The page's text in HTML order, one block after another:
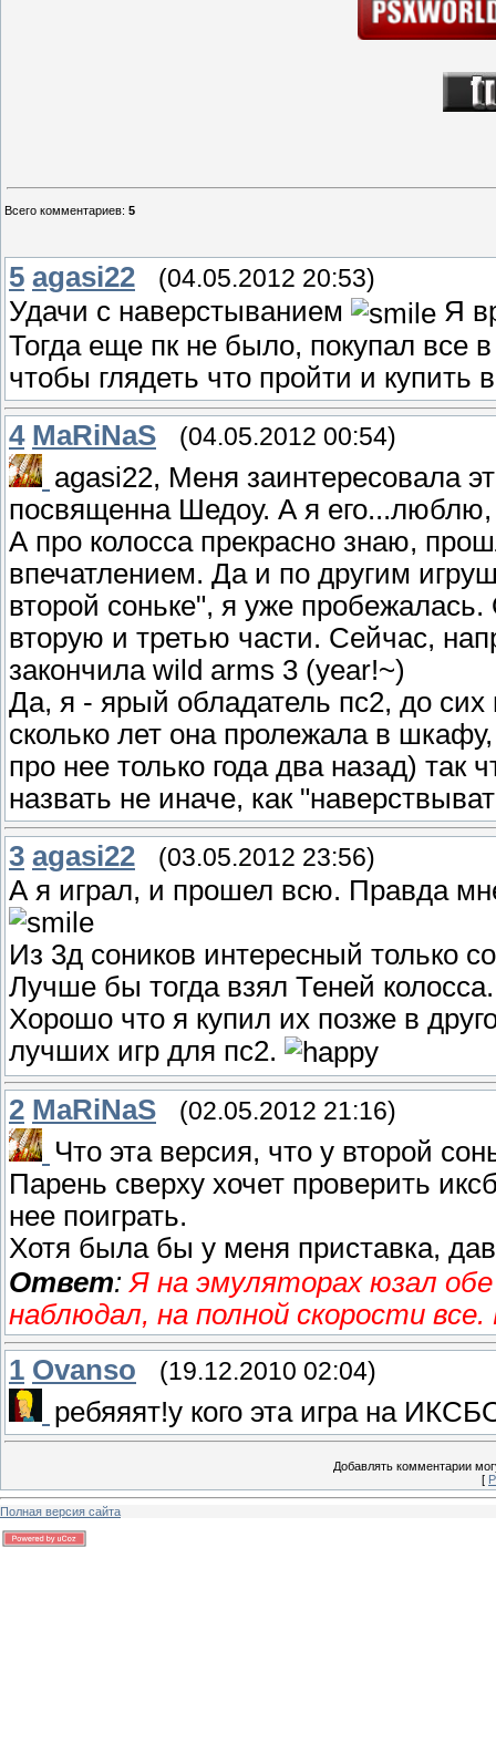
Всего комментариев: 5
5 agasi22 (04.05.2012 20:53)
Удачи с наверстыванием
Я
Тогда еще пк не было, покупал все
чтобы глядеть что пройти и купить
4 MaRiNaS (04.05.2012 00:54)
agasi22, Меня заинтересовала
посвященна Шедоу. А я
А про колосса прекрасно знаю,
впечатлением. Да и по другим
второй соньке", я уже
вторую и третью части. Сейчас,
закончила wild arms 3 (year!~)
Да, я - ярый обладатель пс2, до
сколько лет она пролежала в
про нее только года два назад)
назвать не иначе, как
3 agasi22 (03.05.2012 23:56)
А я играл, и прошел всю. Правда
Из 3д соников интересный только
Лучше бы тогда взял Теней
Хорошо что я купил их позже в
лучших игр для пс2.
2 MaRiNaS (02.05.2012 21:16)
Что эта версия, что у второй
Парень сверху хочет проверить
нее поиграть.
Хотя была бы у меня приставка,
Ответ: Я на эмуляторах юзал
наблюдал, на полной скорости
1 Ovanso (19.12.2010 02:04)
ребяяят!у кого эта игра на
Добавлять комментарии
[
Полная версия сайта